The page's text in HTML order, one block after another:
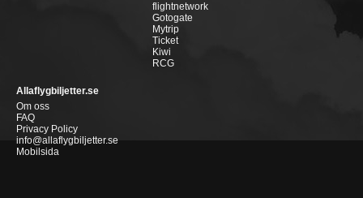
flightnetwork
Gotogate
Mytrip
Ticket
Kiwi
RCG
Allaflygbiljetter.se
Om oss
FAQ
Privacy Policy
info@allaflygbiljetter.se
Mobilsida